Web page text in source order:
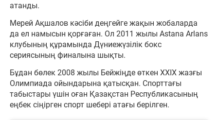
атанды.
Мерей Ақшалов кәсіби деңгейге жақын жобаларда
да ел намысын қорғаған. Ол 2011 жылы Astana Arlans
клубының құрамында Дүниежүзілік бокс
сериясының финалына шықты.
Бұдан бөлек 2008 жылы Бейжіңде өткен XXIX жазғы
Олимпиада ойындарына қатысқан. Спорттағы
табыстары үшін оған Қазақстан Республикасының
еңбек сіңірген спорт шебері атағы берілген.